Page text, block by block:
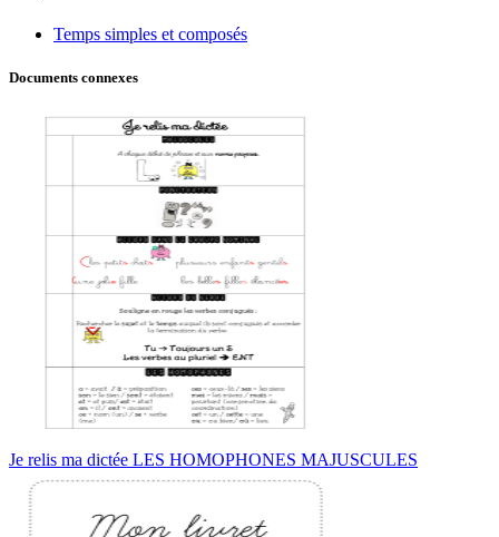
Temps simples et composés
Documents connexes
Je relis ma dictée LES HOMOPHONES MAJUSCULES